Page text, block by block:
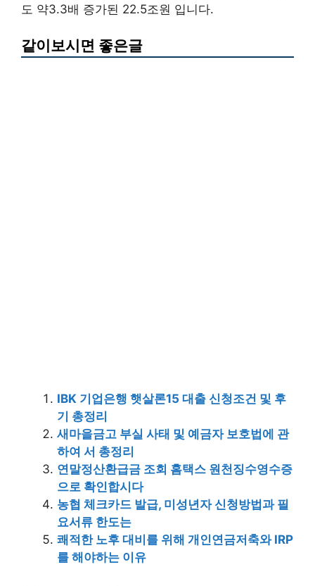
도 약3.3배 증가된 22.5조원 입니다.
같이보시면 좋은글
IBK 기업은행 햇살론15 대출 신청조건 및 후
기 총정리
새마을금고 부실 사태 및 예금자 보호법에 관
하여 서 총정리
연말정산환급금 조회 홈택스 원천징수영수증
으로 확인합시다
농협 체크카드 발급, 미성년자 신청방법과 필
요서류 한도는
쾌적한 노후 대비를 위해 개인연금저축와 IRP
를 해야하는 이유